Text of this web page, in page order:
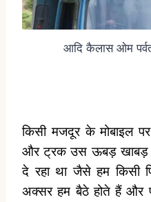
आदि कैलास ओम
किसी मजदूर के मोबाइल
और ट्रक उस ऊबड़ खाबड़
दे रहा था जैसे हम किसी
अक्सर हम बैठे होते हैं और